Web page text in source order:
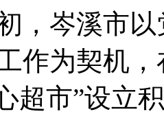
岑溪市以
作为契机
超市”设立